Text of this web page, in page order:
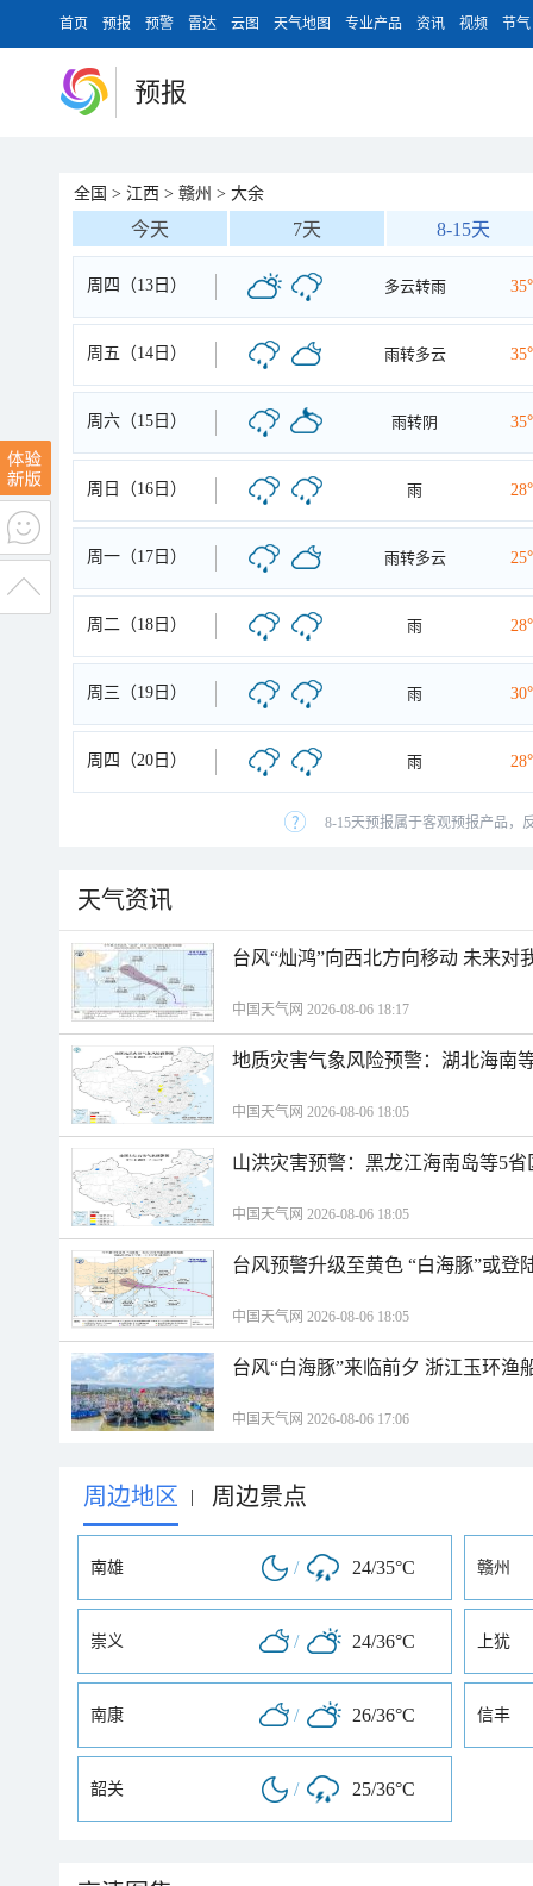
首页 预报 预警 雷达 云图 天气地图 专业产品 资讯 视频 节气
预报
全国 > 江西 > 赣州 > 大余
今天 7天 8-15天
周四（13日） 多云转雨
周五（14日） 雨转多云
周六（15日） 雨转阴
周日（16日） 雨
周一（17日） 雨转多云
周二（18日） 雨
周三（19日） 雨
周四（20日） 雨
8-15天预报属于客观预报产品，
天气资讯
台风“灿鸿”向西北方向移动 未来对
中国天气网 2026-08-06 18:17
地质灾害气象风险预警：湖北海南
中国天气网 2026-08-06 18:05
山洪灾害预警：黑龙江海南岛等5
中国天气网 2026-08-06 18:05
台风预警升级至黄色 “白海豚”或登
中国天气网 2026-08-06 18:05
台风“白海豚”来临前夕 浙江玉环渔
中国天气网 2026-08-06 17:06
周边地区 | 周边景点
南雄 / 24/35°C 赣州
崇义 / 24/36°C 上犹
南康 / 26/36°C 信丰
韶关 / 25/36°C